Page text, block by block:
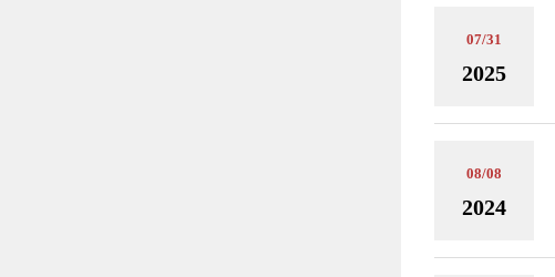
07/31
2025
08/08
2024